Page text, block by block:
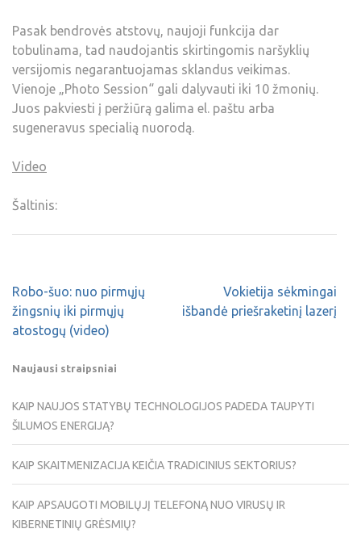
Pasak bendrovės atstovų, naujoji funkcija dar
tobulinama, tad naudojantis skirtingomis naršyklių
versijomis negarantuojamas sklandus veikimas.
Vienoje „Photo Session“ gali dalyvauti iki 10 žmonių.
Juos pakviesti į peržiūrą galima el. paštu arba
sugeneravus specialią nuorodą.
Video
Šaltinis:
Robo-šuo: nuo pirmųjų
žingsnių iki pirmųjų
atostogų (video)
Vokietija sėkmingai
išbandė priešraketinį lazerį
Naujausi straipsniai
KAIP NAUJOS STATYBŲ TECHNOLOGIJOS PADEDA TAUPYTI
ŠILUMOS ENERGIJĄ?
KAIP SKAITMENIZACIJA KEIČIA TRADICINIUS SEKTORIUS?
KAIP APSAUGOTI MOBILŲJĮ TELEFONĄ NUO VIRUSŲ IR
KIBERNETINIŲ GRĖSMIŲ?